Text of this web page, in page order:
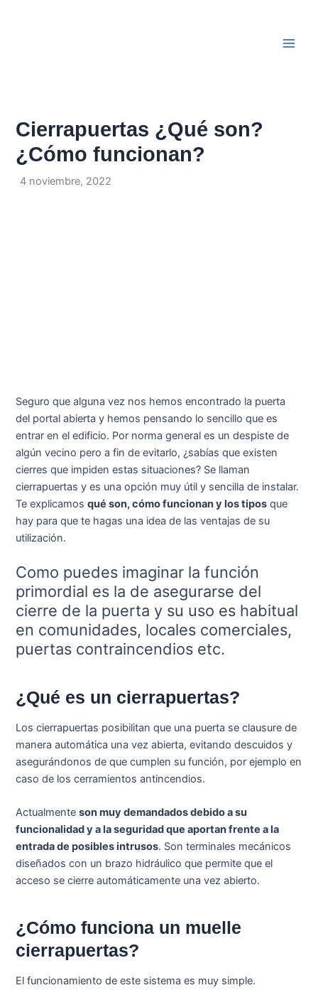
Cierrapuertas ¿Qué son?
¿Cómo funcionan?
4 noviembre, 2022
Seguro que alguna vez nos hemos encontrado la puerta
del portal abierta y hemos pensando lo sencillo que es
entrar en el edificio. Por norma general es un despiste de
algún vecino pero a fin de evitarlo, ¿sabías que existen
cierres que impiden estas situaciones? Se llaman
cierrapuertas y es una opción muy útil y sencilla de instalar.
Te explicamosqué son, cómo funcionan y los tipos que
hay para que te hagas una idea de las ventajas de su
utilización.
Como puedes imaginar la función
primordial es la de asegurarse del
cierre de la puerta y su uso es habitual
en comunidades, locales comerciales,
puertas contraincendios etc.
¿Qué es un cierrapuertas?
Los cierrapuertas posibilitan que una puerta se clausure de
manera automática una vez abierta, evitando descuidos y
asegurándonos de que cumplen su función, por ejemplo en
caso de los cerramientos antincendios.
Actualmenteson muy demandados debido a su
funcionalidad y a la seguridad que aportan frente a la
entrada de posibles intrusos. Son terminales mecánicos
diseñados con un brazo hidráulico que permite que el
acceso se cierre automáticamente una vez abierto.
¿Cómo funciona un muelle
cierrapuertas?
El funcionamiento de este sistema es muy simple.